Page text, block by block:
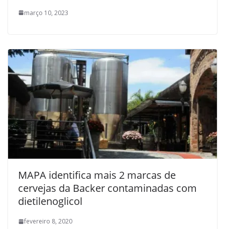
março 10, 2023
MAPA identifica mais 2 marcas de
cervejas da Backer contaminadas com
dietilenoglicol
fevereiro 8, 2020